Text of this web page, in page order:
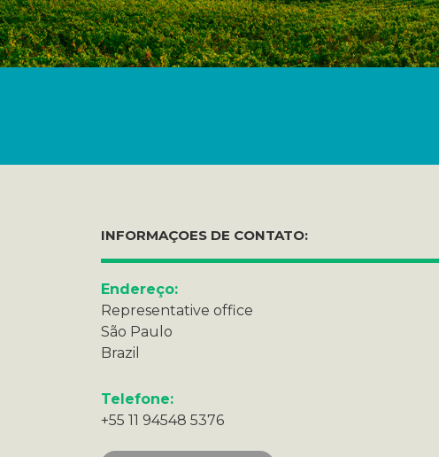
INFORMAÇOES DE CONTATO:
Endereço:
Representative office
São Paulo
Brazil
Telefone:
+55 11 94548 5376